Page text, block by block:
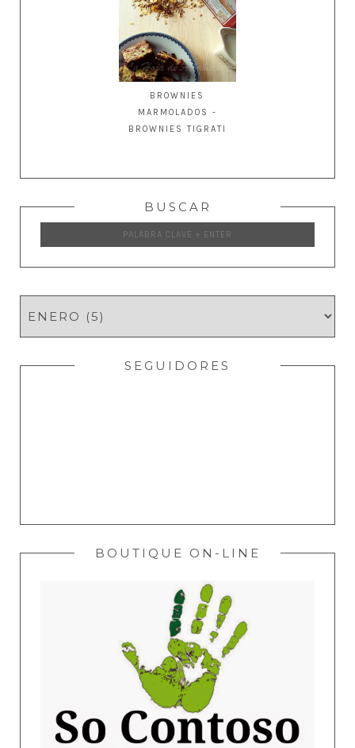
BROWNIES
MARMOLADOS -
BROWNIES TIGRATI
BUSCAR
SEGUIDORES
BOUTIQUE ON-LINE